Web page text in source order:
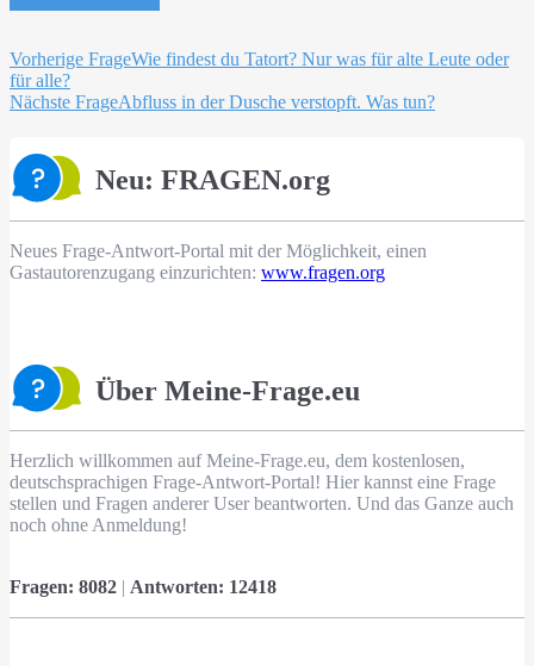
Beitragsnavigation
Vorherige FrageWie findest du Tatort? Nur was für alte Leute oder
für alle?
Nächste FrageAbfluss in der Dusche verstopft. Was tun?
Neu: FRAGEN.org
Neues Frage-Antwort-Portal mit der Möglichkeit, einen
Gastautorenzugang einzurichten: www.fragen.org
Über Meine-Frage.eu
Herzlich willkommen auf Meine-Frage.eu, dem kostenlosen,
deutschsprachigen Frage-Antwort-Portal! Hier kannst eine Frage
stellen und Fragen anderer User beantworten. Und das Ganze auch
noch ohne Anmeldung!
Fragen: 8082 | Antworten: 12418